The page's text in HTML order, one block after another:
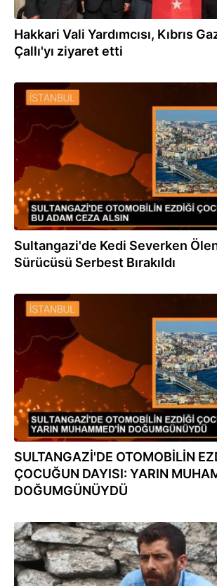
Hakkari Vali Yardımcısı, Kıbrıs
Çallı'yı ziyaret etti
17.09.2023
Sultangazi'de Kedi Severken
Sürücüsü Serbest Bırakıldı
08.09.2023
SULTANGAZİ'DE OTOMOBİLİN
ÇOCUĞUN DAYISI: YARIN
DOĞUMGÜNÜYDÜ
08.09.2023